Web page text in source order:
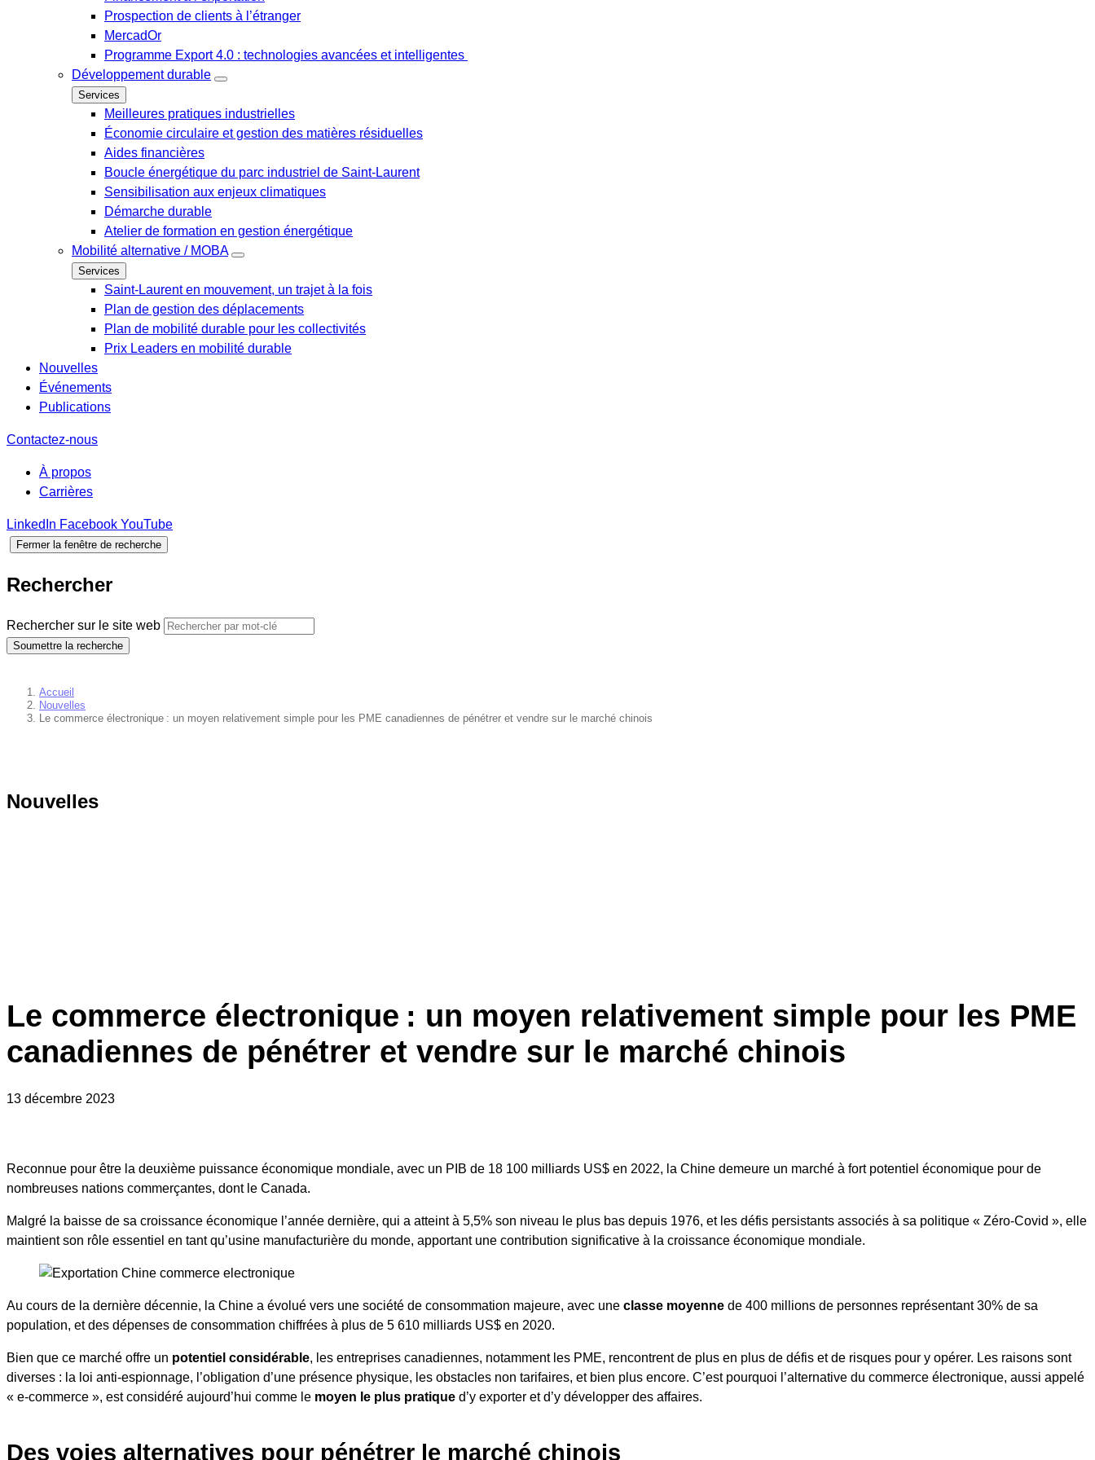
Prospection de clients à l’étranger
MercadOr
Programme Export 4.0 : technologies avancées et intelligentes
Développement durable
Services
Meilleures pratiques industrielles
Économie circulaire et gestion des matières résiduelles
Aides financières
Boucle énergétique du parc industriel de Saint-Laurent
Sensibilisation aux enjeux climatiques
Démarche durable
Atelier de formation en gestion énergétique
Mobilité alternative / MOBA
Services
Saint-Laurent en mouvement, un trajet à la fois
Plan de gestion des déplacements
Plan de mobilité durable pour les collectivités
Prix Leaders en mobilité durable
Nouvelles
Événements
Publications
Contactez-nous
À propos
Carrières
LinkedIn Facebook YouTube
Fermer la fenêtre de recherche
Rechercher
Rechercher sur le site web
Soumettre la recherche
Accueil
Nouvelles
Le commerce électronique : un moyen relativement simple pour les PME canadiennes de pénétrer et vendre sur le marché chinois
Nouvelles
Le commerce électronique : un moyen relativement simple pour les PME
canadiennes de pénétrer et vendre sur le marché chinois
13 décembre 2023
Reconnue pour être la deuxième puissance économique mondiale, avec un PIB de 18 100 milliards US$ en 2022, la Chine demeure un marché à fort potentiel économique pour de
nombreuses nations commerçantes, dont le Canada.
Malgré la baisse de sa croissance économique l’année dernière, qui a atteint à 5,5% son niveau le plus bas depuis 1976, et les défis persistants associés à sa politique « Zéro-Covid », elle
maintient son rôle essentiel en tant qu’usine manufacturière du monde, apportant une contribution significative à la croissance économique mondiale.
Au cours de la dernière décennie, la Chine a évolué vers une société de consommation majeure, avec une classe moyenne de 400 millions de personnes représentant 30% de sa
population, et des dépenses de consommation chiffrées à plus de 5 610 milliards US$ en 2020.
Bien que ce marché offre un potentiel considérable, les entreprises canadiennes, notamment les PME, rencontrent de plus en plus de défis et de risques pour y opérer. Les raisons sont
diverses : la loi anti-espionnage, l’obligation d’une présence physique, les obstacles non tarifaires, et bien plus encore. C’est pourquoi l’alternative du commerce électronique, aussi appelé
« e-commerce », est considéré aujourd’hui comme le moyen le plus pratique d’y exporter et d’y développer des affaires.
Des voies alternatives pour pénétrer le marché chinois